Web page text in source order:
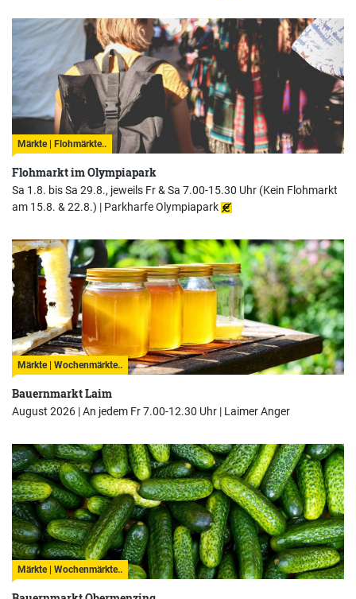
Märkte | Flohmärkte..
Flohmarkt im Olympiapark
Sa 1.8. bis Sa 29.8., jeweils Fr & Sa 7.00-15.30 Uhr (Kein Flohmarkt
am 15.8. & 22.8.) | Parkharfe Olympiapark
Märkte | Wochenmärkte..
Bauernmarkt Laim
August 2026 | An jedem Fr 7.00-12.30 Uhr | Laimer Anger
Märkte | Wochenmärkte..